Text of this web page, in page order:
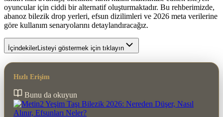
oyuncular için ciddi bir alternatif oluşturmaktadır. Bu rehberimizde,
abanoz bilezik drop yerleri, efsun dizilimleri ve 2026 meta verilerine
göre kullanım senaryolarını detaylandıracağız.
İçindekilerListeyi göstermek için tıklayın
Hızlı Erişim
Bunu da okuyun